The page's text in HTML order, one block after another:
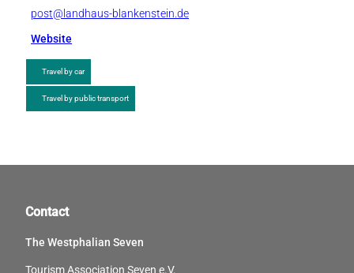
post@landhaus-blankenstein.de
Website
Travel by car
Travel by public transport
Contact
The Westphalian Seven
Tourism Association Seven e.V.